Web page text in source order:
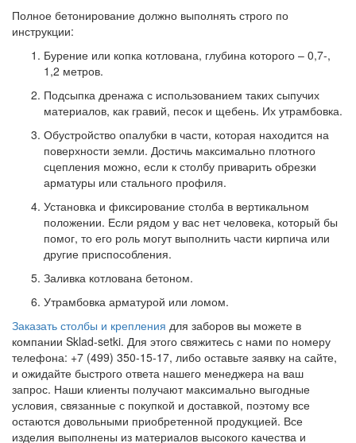
Полное бетонирование должно выполнять строго по
инструкции:
Бурение или копка котлована, глубина которого – 0,7-,
1,2 метров.
Подсыпка дренажа с использованием таких сыпучих
материалов, как гравий, песок и щебень. Их утрамбовка.
Обустройство опалубки в части, которая находится на
поверхности земли. Достичь максимально плотного
сцепления можно, если к столбу приварить обрезки
арматуры или стального профиля.
Установка и фиксирование столба в вертикальном
положении. Если рядом у вас нет человека, который бы
помог, то его роль могут выполнить части кирпича или
другие приспособления.
Заливка котлована бетоном.
Утрамбовка арматурой или ломом.
Заказать столбы и крепления для заборов вы можете в
компании Sklad-setki. Для этого свяжитесь с нами по номеру
телефона: +7 (499) 350-15-17, либо оставьте заявку на сайте,
и ожидайте быстрого ответа нашего менеджера на ваш
запрос. Наши клиенты получают максимально выгодные
условия, связанные с покупкой и доставкой, поэтому все
остаются довольными приобретенной продукцией. Все
изделия выполнены из материалов высокого качества и